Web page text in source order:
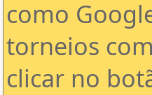
como
torneios
clicar no